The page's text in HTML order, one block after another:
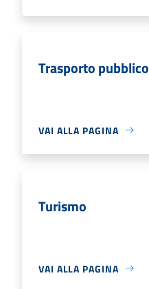
Trasporto pubblico
VAI ALLA PAGINA
Turismo
VAI ALLA PAGINA